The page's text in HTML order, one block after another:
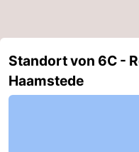
van
Schouwen
Veere
-
Natur
Oranjezon
-
Oostkapelle
-
Standort von 6C -
Haamstede